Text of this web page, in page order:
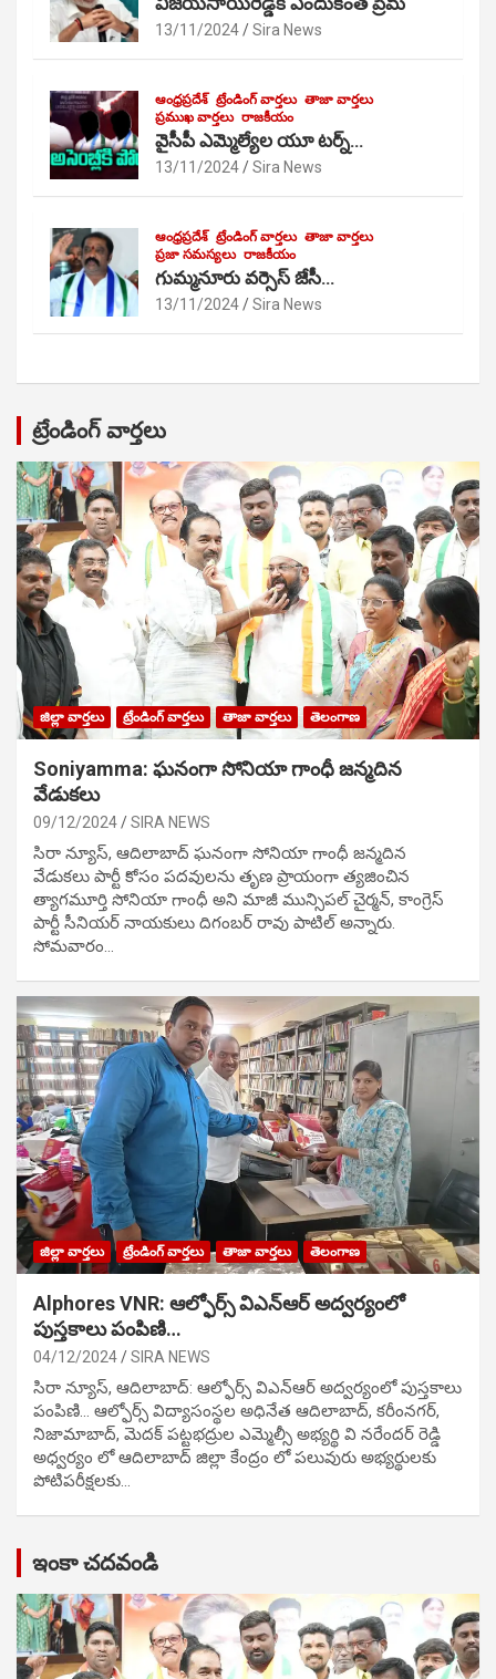
13/11/2024 Sira News
ఆంధ్రప్రదేశ్ ట్రేండింగ్ వార్తలు తాజా వార్తలు
ప్రముఖ వార్తలు రాజకీయం
వైసీపీ ఎమ్మెల్యేల యూ టర్న్…
13/11/2024 Sira News
ఆంధ్రప్రదేశ్ ట్రేండింగ్ వార్తలు తాజా వార్తలు
ప్రజా సమస్యలు రాజకీయం
గుమ్మనూరు వర్సెస్ జేసీ…
13/11/2024 Sira News
ట్రేండింగ్ వార్తలు
జిల్లా వార్తలు ట్రేండింగ్ వార్తలు తాజా వార్తలు తెలంగాణ
Soniyamma: ఘ‌నంగా సోనియా గాంధీ జ‌న్మ‌దిన
వేడుక‌లు
09/12/2024 SIRA NEWS
సిరా న్యూస్, ఆదిలాబాద్ ఘ‌నంగా సోనియా గాంధీ జ‌న్మ‌దిన
వేడుక‌లు పార్టీ కోసం ప‌ద‌వుల‌ను తృణ ప్రాయంగా త్య‌జించిన
త్యాగమూర్తి సోనియా గాంధీ అని మాజీ మున్సిప‌ల్ చైర్మ‌న్, కాంగ్రెస్
పార్టీ సీనియ‌ర్ నాయ‌కులు దిగంబ‌ర్ రావు పాటిల్ అన్నారు.
సోమవారం…
జిల్లా వార్తలు ట్రేండింగ్ వార్తలు తాజా వార్తలు తెలంగాణ
Alphores VNR: ఆల్ఫోర్స్ విఎన్ఆర్ అద్వర్యంలో
పుస్తకాలు పంపిణి…
04/12/2024 SIRA NEWS
సిరా న్యూస్, ఆదిలాబాద్: ఆల్ఫోర్స్ విఎన్ఆర్ అద్వర్యంలో పుస్తకాలు
పంపిణి… ఆల్ఫోర్స్ విద్యాసంస్థల అధినేత ఆదిలాబాద్, కరీంనగర్,
నిజామాబాద్, మెదక్ పట్టభద్రుల ఎమ్మెల్సీ అభ్యర్థి వి నరేందర్ రెడ్డి
అధ్వర్యం లో ఆదిలాబాద్ జిల్లా కేంద్రం లో పలువురు అభ్యర్థులకు
పోటిప‌రీక్ష‌ల‌కు…
ఇంకా చదవండి